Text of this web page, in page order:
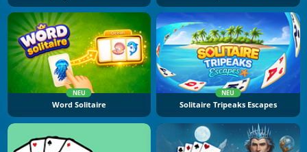
NEU
Word Solitaire
NEU
Solitaire Tripeaks Escapes